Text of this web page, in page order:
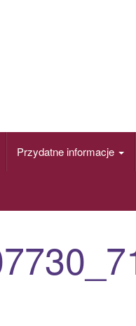
Przydatne informacje